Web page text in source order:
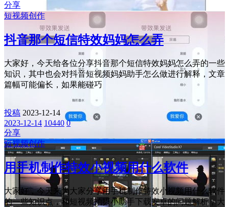
分享
短视频创作
抖音那个短信特效妈妈怎么弄
大家好，今天给各位分享抖音那个短信特效妈妈怎么弄的一些
知识，其中也会对抖音短视频妈妈助手怎么做进行解释，文章
篇幅可能偏长，如果能碰巧
投稿 2023-12-14
2023-12-14 10440 0
分享
短视频创作
用手机制作特效小视频用什么软件
大家好，今天来为大家分享用手机制作特效小视频用什么软件
的一些知识点，和短视频拍摄小助手下载安卓的问题解析，大